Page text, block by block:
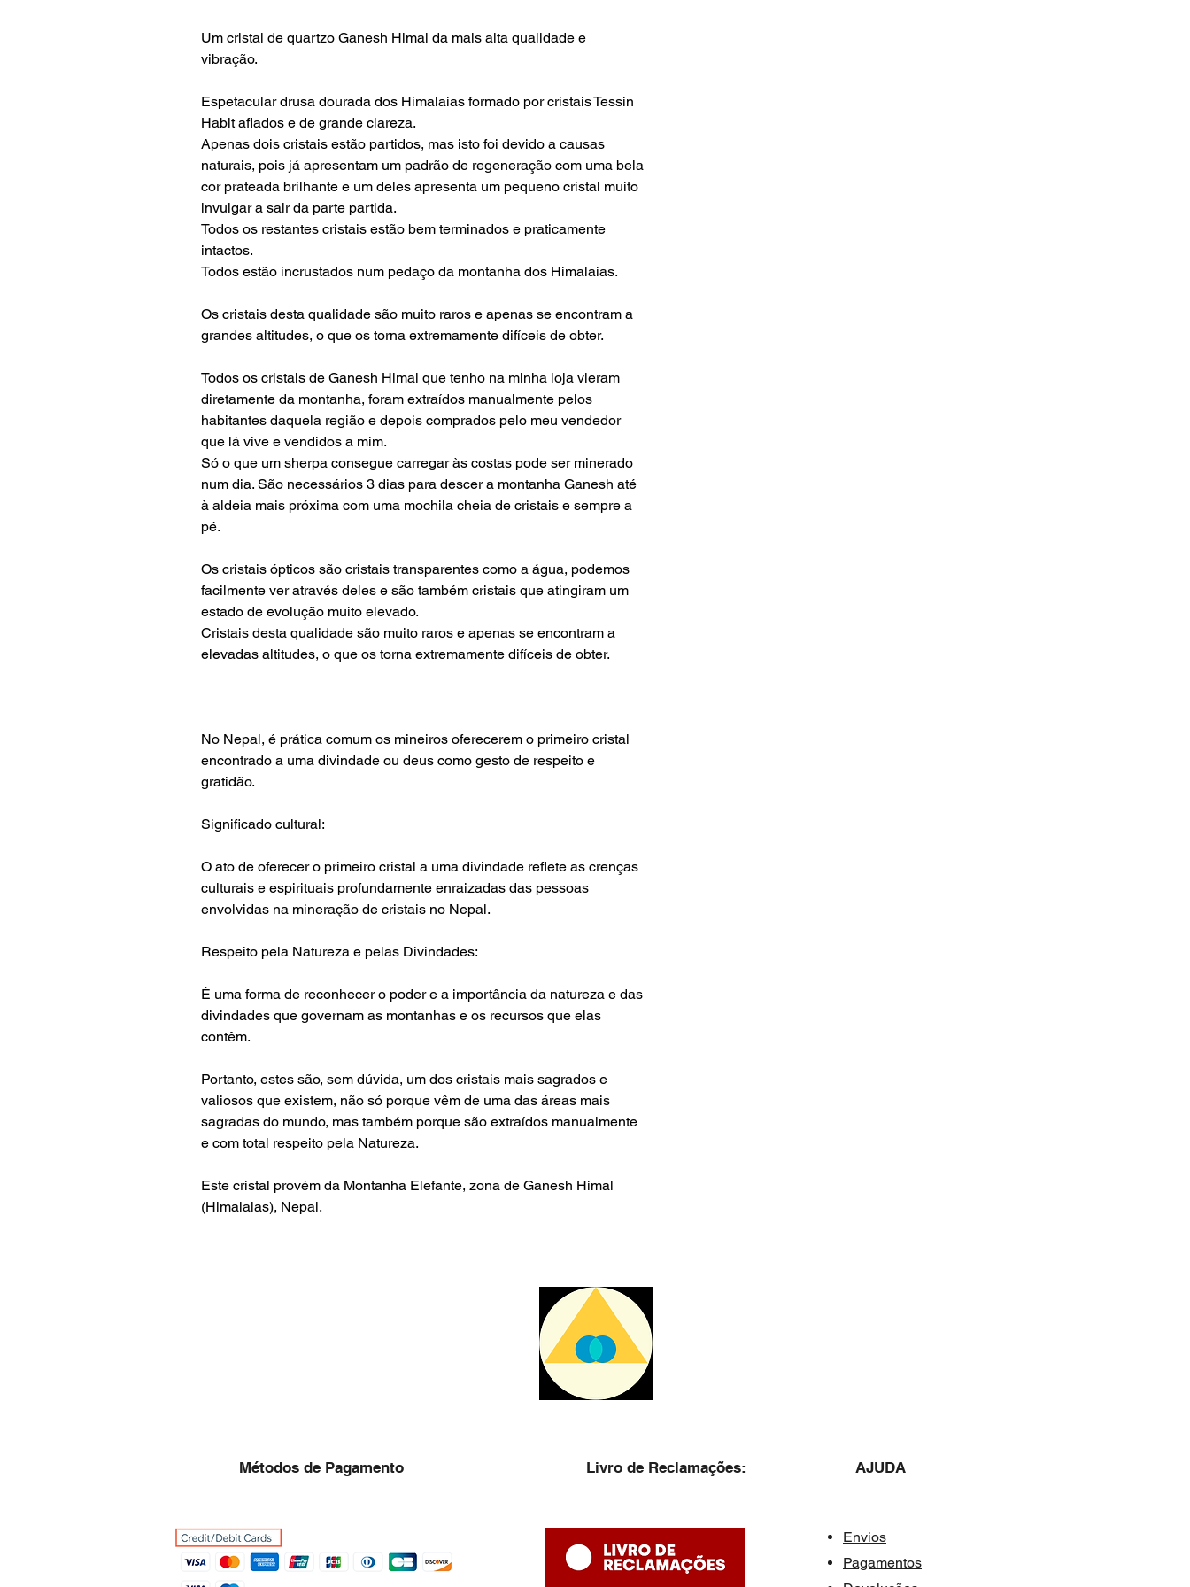
Um cristal de quartzo Ganesh Himal da mais alta qualidade e
vibração.
Espetacular drusa dourada dos Himalaias formado por cristais Tessin
Habit afiados e de grande clareza.
Apenas dois cristais estão partidos, mas isto foi devido a causas
naturais, pois já apresentam um padrão de regeneração com uma bela
cor prateada brilhante e um deles apresenta um pequeno cristal muito
invulgar a sair da parte partida.
Todos os restantes cristais estão bem terminados e praticamente
intactos.
Todos estão incrustados num pedaço da montanha dos Himalaias.
Os cristais desta qualidade são muito raros e apenas se encontram a
grandes altitudes, o que os torna extremamente difíceis de obter.
Todos os cristais de Ganesh Himal que tenho na minha loja vieram
diretamente da montanha, foram extraídos manualmente pelos
habitantes daquela região e depois comprados pelo meu vendedor
que lá vive e vendidos a mim.
Só o que um sherpa consegue carregar às costas pode ser minerado
num dia. São necessários 3 dias para descera montanha Ganesh até
à aldeia mais próxima com uma mochila cheia de cristais e sempre a
pé.
Os cristais ópticos são cristais transparentes como a água, podemos
facilmente ver através deles e são também cristais que atingiram um
estado de evolução muito elevado.
Cristais desta qualidade são muito raros e apenas se encontram a
elevadas altitudes, o que os torna extremamente difíceis de obter.
No Nepal, é prática comum os mineiros oferecerem o primeiro cristal
encontrado a uma divindade ou deus como gesto de respeito e
gratidão.
Significado cultural:
O ato de oferecer o primeiro cristal a uma divindade reflete as crenças
culturais e espirituais profundamente enraizadas das pessoas
envolvidas na mineração de cristais no Nepal.
Respeito pela Natureza e pelas Divindades:
É uma forma de reconhecer o poder e a importância da natureza e das
divindades que governam as montanhas e os recursos que elas
contêm.
Portanto, estes são, sem dúvida, um dos cristais mais sagrados e
valiosos que existem, não só porque vêm de uma das áreas mais
sagradas do mundo, mas também porque são extraídos manualmente
e com total respeito pela Natureza.
Este cristal provém da Montanha Elefante, zona de Ganesh Himal
(Himalaias), Nepal.
Métodos de Pagamento Livro de Reclamações: AJUDA​​
Envios
Pagamentos